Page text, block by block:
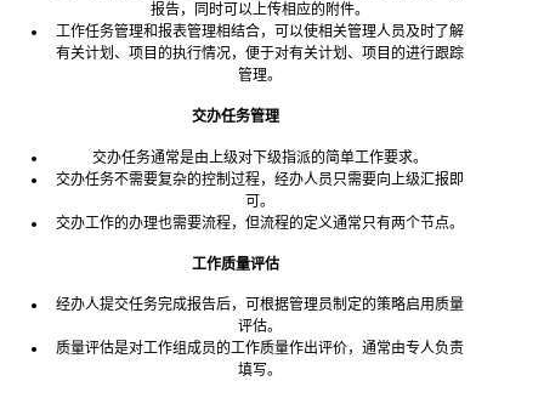
报告，同时可以上传相应的附件。
工作任务管理和报表管理相结合，可以使相关管理人员及时了解
有关计划、项目的执行情况，便于对有关计划、项目的进行跟踪
管理。
交办任务管理
交办任务通常是由上级对下级指派的简单工作要求。
交办任务不需要复杂的控制过程，经办人员只需要向上级汇报即
可。
交办工作的办理也需要流程，但流程的定义通常只有两个节点。
工作质量评估
经办人提交任务完成报告后，可根据管理员制定的策略启用质量
评估。
质量评估是对工作组成员的工作质量作出评价，通常由专人负责
填写。